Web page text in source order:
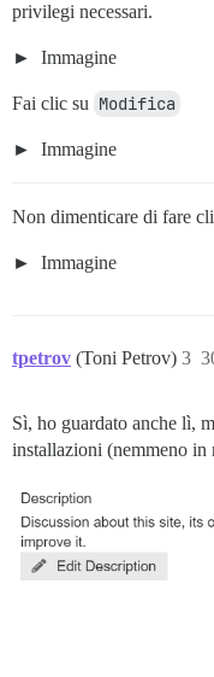
privilegi necessari.
Immagine
Fai clic su Modifica
Immagine
Non dimenticare di fare
Immagine
tpetrov (Toni Petrov) 3
Sì, ho guardato anche lì,
installazioni (nemmeno